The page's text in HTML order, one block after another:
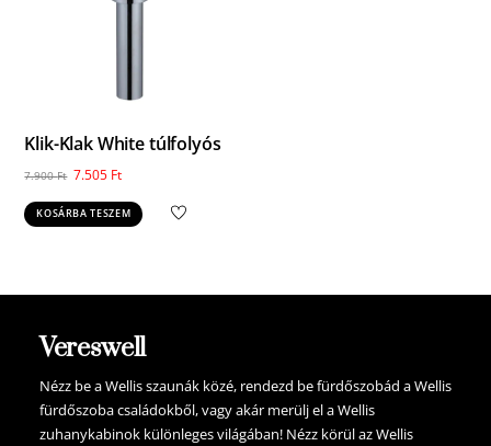
Klik-Klak White túlfolyós
7.900Ft Original
price
was:
7.505 FtCurrent
price
is:
KOSÁRBA TESZEM
Vereswell
Nézz be a Wellis szaunák közé, rendezd be fürdőszobád a Wellis
fürdőszoba családokből, vagy akár merülj el a Wellis
zuhanykabinok különleges világában! Nézz körül az Wellis